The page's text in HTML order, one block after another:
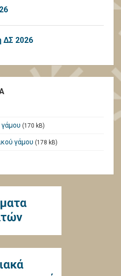
ΔΣ 2026
(170 kB)
γάμου (178 kB)